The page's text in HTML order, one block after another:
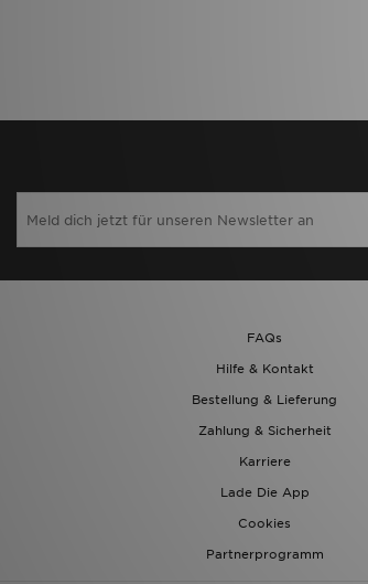
FAQs
Hilfe & Kontakt
Bestellung & Lieferung
Zahlung & Sicherheit
Karriere
Lade Die App
Cookies
Partnerprogramm